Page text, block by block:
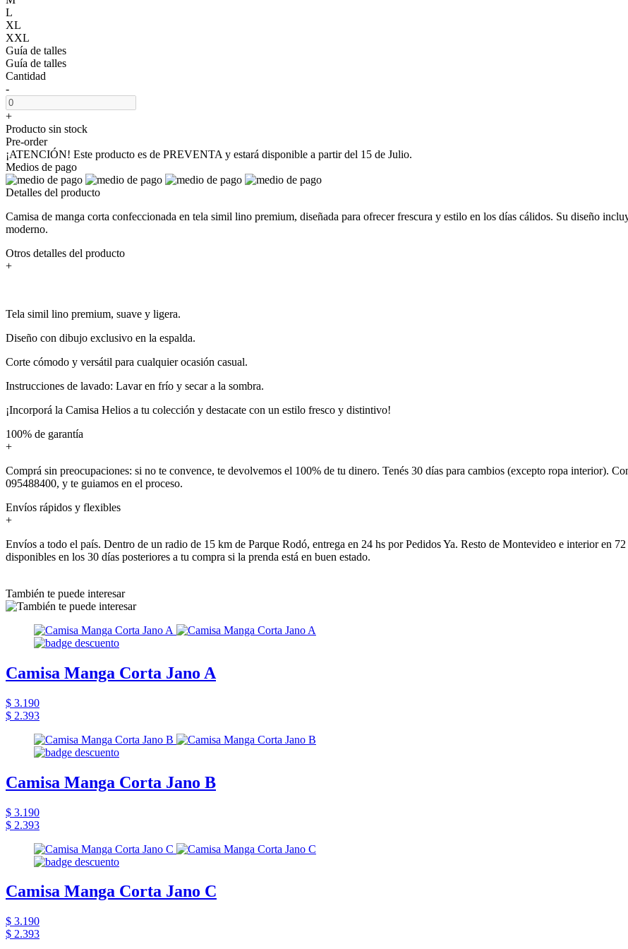
L
XL
XXL
Guía de talles
Guía de talles
Cantidad
-
+
Producto sin stock
Pre-order
¡ATENCIÓN! Este producto es de PREVENTA y estará disponible a partir del 15 de Julio.
Medios de pago
Detalles del producto
Camisa de manga corta confeccionada en tela simil lino premium, diseñada para ofrecer frescura y estilo en los días cálidos. Su diseño
moderno.
Otros detalles del producto
+
Tela simil lino premium, suave y ligera.
Diseño con dibujo exclusivo en la espalda.
Corte cómodo y versátil para cualquier ocasión casual.
Instrucciones de lavado: Lavar en frío y secar a la sombra.
¡Incorporá la Camisa Helios a tu colección y destacate con un estilo fresco y distintivo!
100% de garantía
+
Comprá sin preocupaciones: si no te convence, te devolvemos el 100% de tu dinero. Tenés 30 días para cambios (excepto ropa interior).
095488400, y te guiamos en el proceso.
Envíos rápidos y flexibles
+
Envíos a todo el país. Dentro de un radio de 15 km de Parque Rodó, entrega en 24 hs por Pedidos Ya. Resto de Montevideo e interior en
disponibles en los 30 días posteriores a tu compra si la prenda está en buen estado.
También te puede interesar
Camisa Manga Corta Jano A
$ 3.190
$ 2.393
Camisa Manga Corta Jano B
$ 3.190
$ 2.393
Camisa Manga Corta Jano C
$ 3.190
$ 2.393